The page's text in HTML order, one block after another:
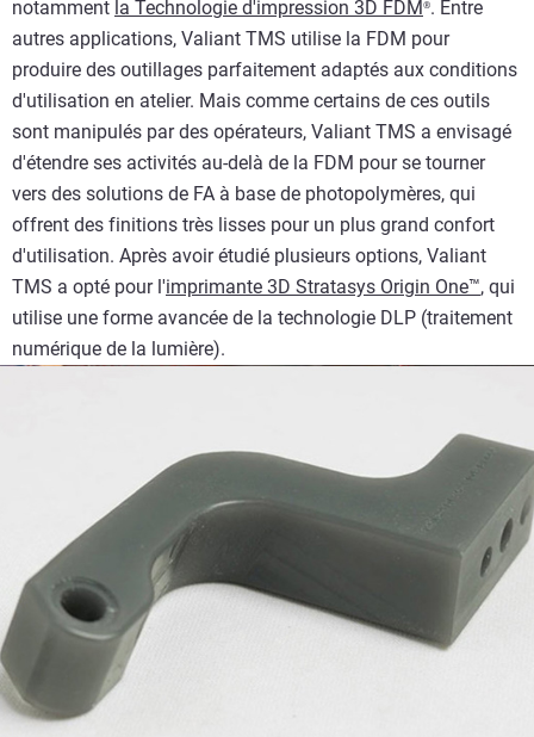
notamment la Technologie d'impression 3D FDM ®. Entre
autres applications, Valiant TMS utilise la FDM pour
produire des outillages parfaitement adaptés aux conditions
d'utilisation en atelier. Mais comme certains de ces outils
sont manipulés par des opérateurs, Valiant TMS a envisagé
d'étendre ses activités au-delà de la FDM pour se tourner
vers des solutions de FA à base de photopolymères, qui
offrent des finitions très lisses pour un plus grand confort
d'utilisation. Après avoir étudié plusieurs options, Valiant
TMS a opté pour l'imprimante 3D Stratasys Origin One™, qui
utilise une forme avancée de la technologie DLP (traitement
numérique de la lumière).